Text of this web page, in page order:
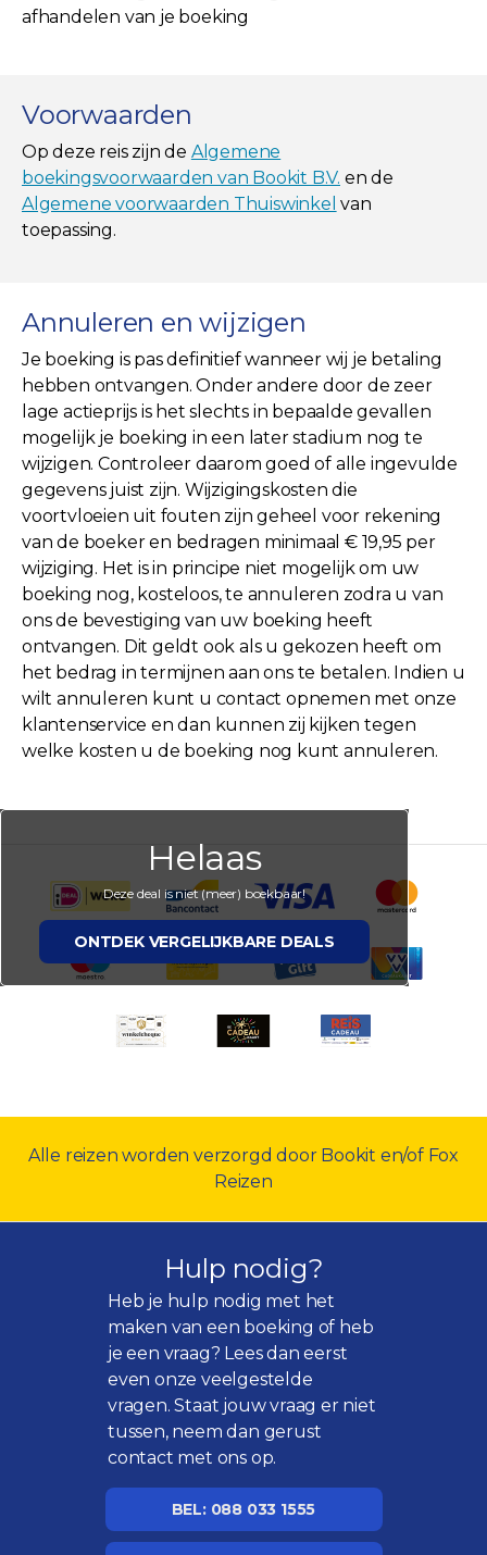
afhandelen van je boeking
Voorwaarden
Op deze reis zijn de Algemene
boekingsvoorwaarden van Bookit B.V. en de
Algemene voorwaarden Thuiswinkel van
toepassing.
Annuleren en wijzigen
Je boeking is pas definitief wanneer wij je betaling
hebben ontvangen. Onder andere door de zeer
lage actieprijs is het slechts in bepaalde gevallen
mogelijk je boeking in een later stadium nog te
wijzigen. Controleer daarom goed of alle ingevulde
gegevens juist zijn. Wijzigingskosten die
voortvloeien uit fouten zijn geheel voor rekening
van de boeker en bedragen minimaal € 19,95 per
wijziging. Het is in principe niet mogelijk om uw
boeking nog, kosteloos, te annuleren zodra u van
ons de bevestiging van uw boeking heeft
ontvangen. Dit geldt ook als u gekozen heeft om
het bedrag in termijnen aan ons te betalen. Indien u
wilt annuleren kunt u contact opnemen met onze
klantenservice en dan kunnen zij kijken tegen
welke kosten u de boeking nog kunt annuleren.
Helaas
Deze deal is niet (meer) boekbaar!
ONTDEK VERGELIJKBARE DEALS
Alle reizen worden verzorgd door Bookit en/of Fox
Reizen
Hulp nodig?
Heb je hulp nodig met het
maken van een boeking of heb
je een vraag? Lees dan eerst
even onzeveelgestelde
vragen. Staat jouw vraag er niet
tussen, neem dan gerust
contact met ons op.
BEL: 088 033 1555